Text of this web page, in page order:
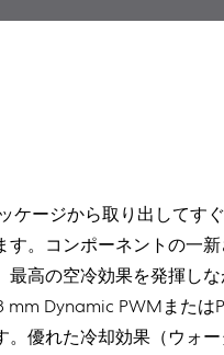
ケージから取り出してす
す。コンポーネントの一
最高の空冷効果を発揮し
mm Dynamic PWMまた
。優れた冷却効果（ウォ